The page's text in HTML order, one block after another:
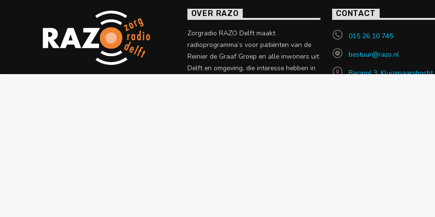
OVER RAZO
Zorgradio RAZO Delft maakt
radioprogramma’s voor patiënten van de
Reinier de Graaf Groep en alle inwoners uit
Delft en omgeving, die interesse hebben in
CONTACT
015 26 10 745
bestuur@razo.nl
Bacinol 3, Kluizenaarsbocht